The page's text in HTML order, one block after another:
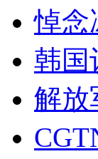
悼念
韩国
解放